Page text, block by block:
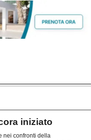
iniziato
nei confronti della